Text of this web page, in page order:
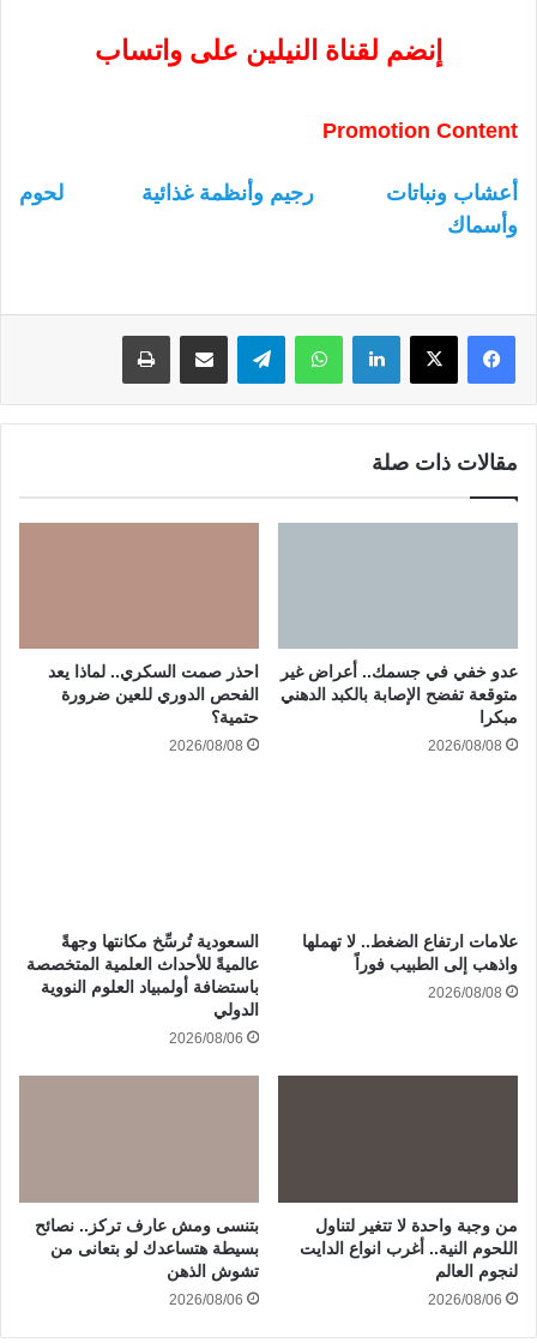
إنضم لقناة النيلين على واتساب
Promotion Content
أعشاب ونباتات رجيم وأنظمة غذائية
لحوم
وأسماك
لينكدإن واتساب
مقالات ذات صلة
عدو خفي في جسمك.. أعراض غير
متوقعة تفضح الإصابة بالكبد الدهني
مبكرا
2026/08/08
احذر صمت السكري.. لماذا يعد
الفحص الدوري للعين ضرورة
حتمية؟
2026/08/08
علامات ارتفاع الضغط.. لا تهملها
واذهب إلى الطبيب فوراً
2026/08/08
السعودية تُرسِّخ مكانتها وجهةً
عالميةً للأحداث العلمية المتخصصة
باستضافة أولمبياد العلوم النووية
الدولي
2026/08/06
من وجبة واحدة لا تتغير لتناول
اللحوم النية.. أغرب انواع الدايت
لنجوم العالم
2026/08/06
بتنسى ومش عارف تركز.. نصائح
بسيطة هتساعدك لو بتعانى من
تشوش الذهن
2026/08/06